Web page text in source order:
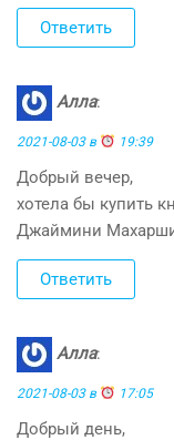
Ответить
Алла:
2021-08-03 в 19:39
Добрый вечер,
хотела бы купить
Джаймини
Ответить
Алла:
2021-08-03 в 17:05
Добрый день,